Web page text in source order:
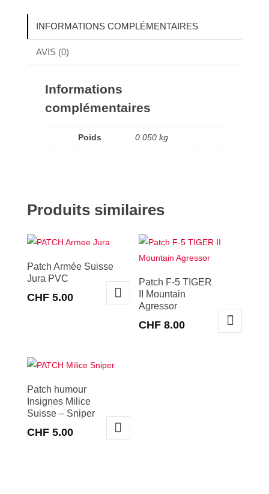
INFORMATIONS COMPLÉMENTAIRES
AVIS (0)
Informations
complémentaires
Poids 0.050 kg
Produits similaires
Patch Armée Suisse
Jura PVC
CHF5.00
Patch F-5 TIGER
II Mountain
Agressor
CHF 8.00
Patch humour
Insignes Milice
Suisse – Sniper
CHF5.00